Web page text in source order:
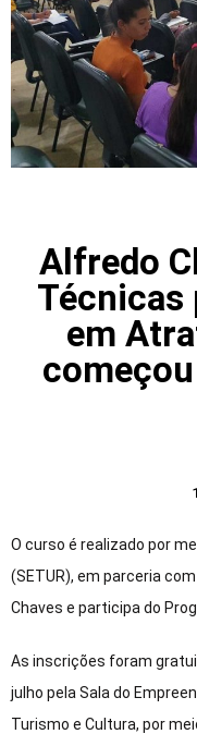
Alfredo
Técnicas
em
O curso é realizado por
(SETUR), em parceria
Chaves e participa do
As inscrições foram
julho pela Sala do
Turismo e Cultura, por